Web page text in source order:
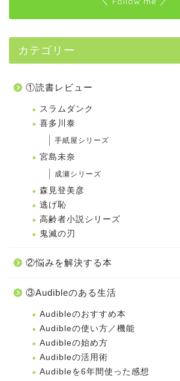
カテゴリー
①読書レビュー
スラムダンク
喜多川泰
手紙屋シリーズ
宮島未奈
成瀬シリーズ
森見登美彦
逃げ恥
高齢者小説シリーズ
鬼滅の刃
②悩みを解決する本
③Audibleのある生活
Audibleのおすすめ本
Audibleの使い方／機能
Audibleの始め方
Audibleの活用術
Audibleを6年間使った感想